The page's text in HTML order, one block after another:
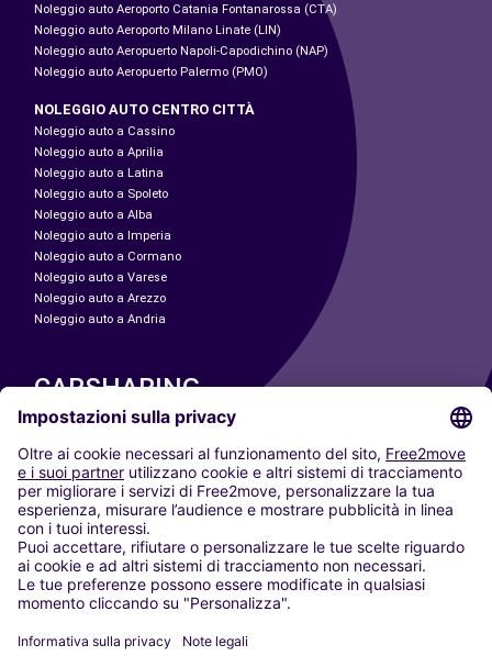
Noleggio auto Aeroporto Catania Fontanarossa (CTA)
Noleggio auto Aeroporto Milano Linate (LIN)
Noleggio auto Aeropuerto Napoli-Capodichino (NAP)
Noleggio auto Aeropuerto Palermo (PMO)
NOLEGGIO AUTO CENTRO CITTÀ
Noleggio auto a Cassino
Noleggio auto a Aprilia
Noleggio auto a Latina
Noleggio auto a Spoleto
Noleggio auto a Alba
Noleggio auto a Imperia
Noleggio auto a Cormano
Noleggio auto a Varese
Noleggio auto a Arezzo
Noleggio auto a Andria
CARSHARING
LE NOSTRE CITTÀ
Paris
Madrid
Washington DC
Milano
Roma
Torino
Vienna
Berlino
Düsseldorf